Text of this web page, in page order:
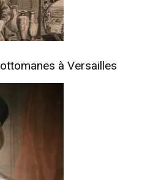
à Versailles